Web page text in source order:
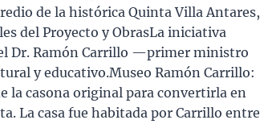
de la histórica Quinta Villa Antares,
del Proyecto y ObrasLa iniciativa
Dr. Ramón Carrillo —primer ministro
y educativo.Museo Ramón Carrillo:
la casona original para convertirla en
La casa fue habitada por Carrillo entre